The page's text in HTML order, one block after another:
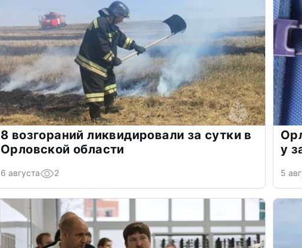
8 возгораний ликвидировали за сутки в
Орловской области
6 августа 2
у
5